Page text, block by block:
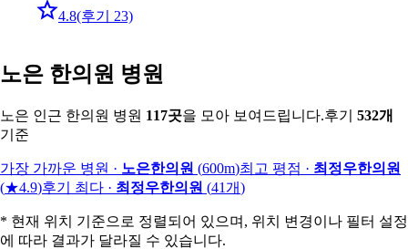
4.8(후기 23)
노은 한의원 병원
노은 인근 한의원 병원 117곳을 모아 보여드립니다.후기 532개
기준
가장 가까운 병원 · 노은한의원 (600m)최고 평점 · 최정우한의원
(★4.9)후기 최다 · 최정우한의원 (41개)
* 현재 위치 기준으로 정렬되어 있으며, 위치 변경이나 필터 설정
에 따라 결과가 달라질 수 있습니다.